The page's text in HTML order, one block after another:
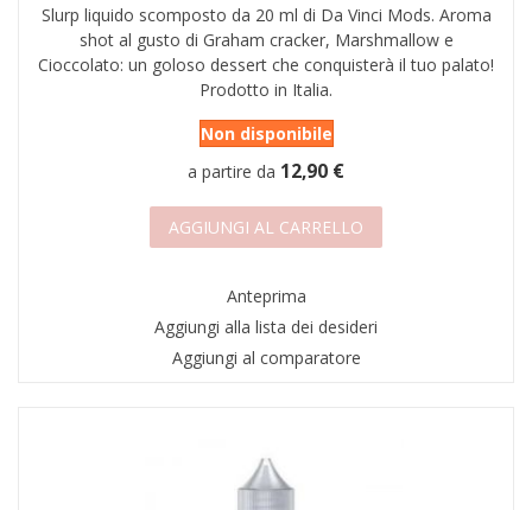
Slurp liquido scomposto da 20 ml di Da Vinci Mods. Aroma
shot al gusto di Graham cracker, Marshmallow e
Cioccolato: un goloso dessert che conquisterà il tuo palato!
Prodotto in Italia.
Non disponibile
a partire da 12,90 €
AGGIUNGI AL CARRELLO
Anteprima
Aggiungi alla lista dei desideri
Aggiungi al comparatore